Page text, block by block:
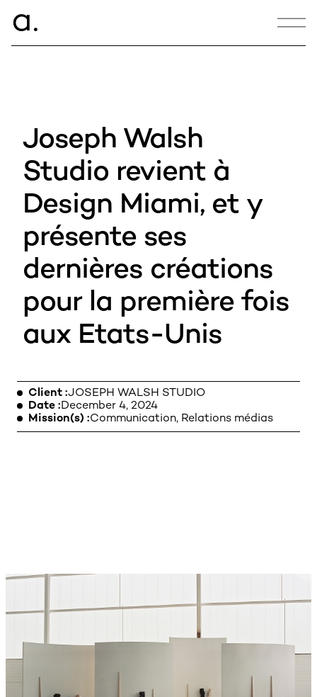
a
Joseph Walsh
Studio revient à
Design Miami, et y
présente ses
dernières créations
pour la première fois
aux Etats-Unis
Client JOSEPH WALSH STUDIO
Date December 4, 2024
Mission(s) Communication, Relations médias
hello@armance.co
+33 1 40 57 00 00
10, bd des Batignolles,